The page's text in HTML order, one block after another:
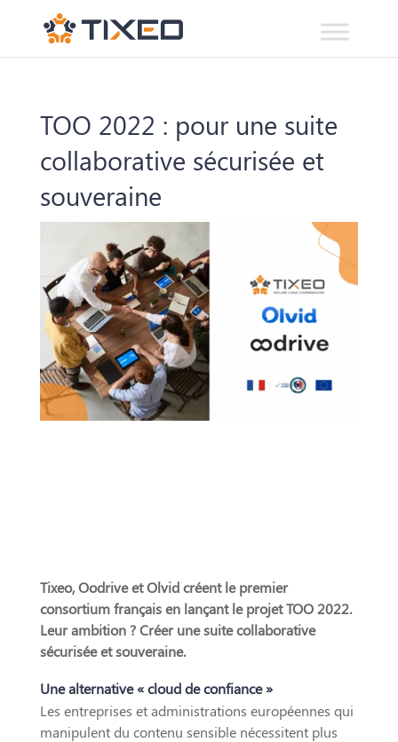
TOO 2022 : pour une suite
collaborative sécurisée et
souveraine
Tixeo, Oodrive et Olvid créent le premier
consortium français en lançant le projet TOO 2022.
Leur ambition ? Créer une suite collaborative
sécurisée et souveraine.
Une alternative « cloud de confiance »
Les entreprises et administrations européennes qui
manipulent du contenu sensible nécessitent plus